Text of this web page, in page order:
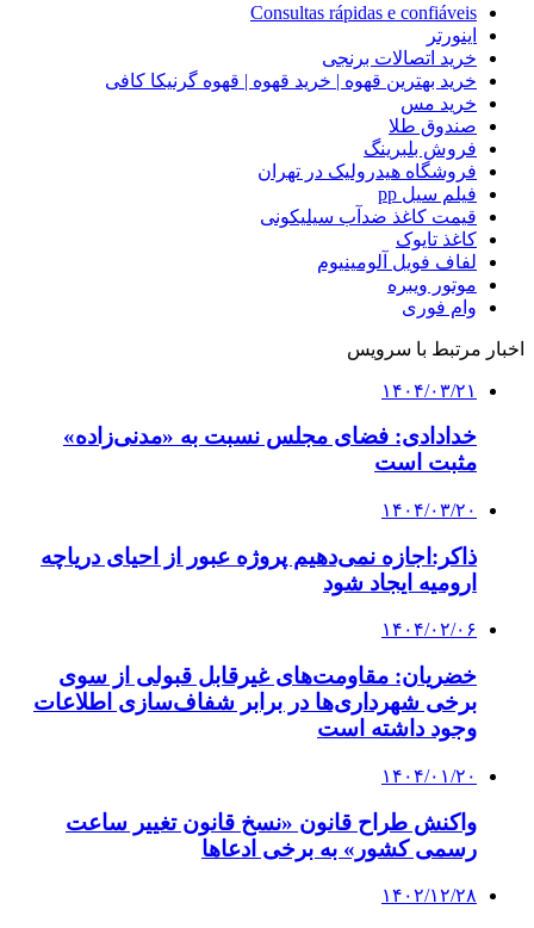
Consultas rápidas e confiáveis
اینورتر
خرید اتصالات برنجی
خرید بهترین قهوه | خرید قهوه | قهوه گرنیکا کافی
خرید مس
صندوق طلا
فروش بلبرینگ
فروشگاه هیدرولیک در تهران
فیلم سیل pp
قیمت کاغذ ضدآب سیلیکونی
کاغذ تایوک
لفاف فویل آلومینیوم
موتور ویبره
وام فوری
اخبار مرتبط با سرویس
۱۴۰۴/۰۳/۲۱
خدادادی: فضای مجلس نسبت به «مدنی‌زاده»
مثبت است
۱۴۰۴/۰۳/۲۰
ذاکر:اجازه نمی‌دهیم پروژه عبور از احیای دریاچه
ارومیه ایجاد شود
۱۴۰۴/۰۲/۰۶
خضریان: مقاومت‌های غیرقابل قبولی از سوی
برخی شهرداری‌ها در برابر شفاف‌سازی اطلاعات
وجود داشته است
۱۴۰۴/۰۱/۲۰
واکنش طراح قانون «نسخ قانون تغییر ساعت
رسمی کشور» به برخی ادعاها
۱۴۰۲/۱۲/۲۸